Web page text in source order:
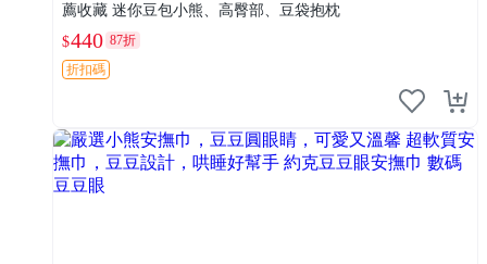
薦收藏 迷你豆包小熊、高臀部、豆袋抱枕
$440 87折
折扣碼